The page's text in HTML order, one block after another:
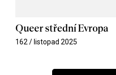
Queer střední Evropa
162 / listopad 2025